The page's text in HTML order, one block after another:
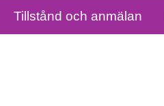
Tillstånd och anmälan